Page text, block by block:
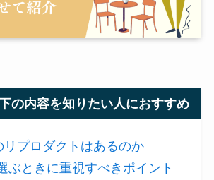
の内容を知りたい人におすすめ
リプロダクトはあるのか
ぶときに重視すべきポイント